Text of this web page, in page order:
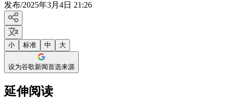
发布/2025年3月4日 21:26
小 标准 中 大
设为谷歌新闻首选来源
延伸阅读